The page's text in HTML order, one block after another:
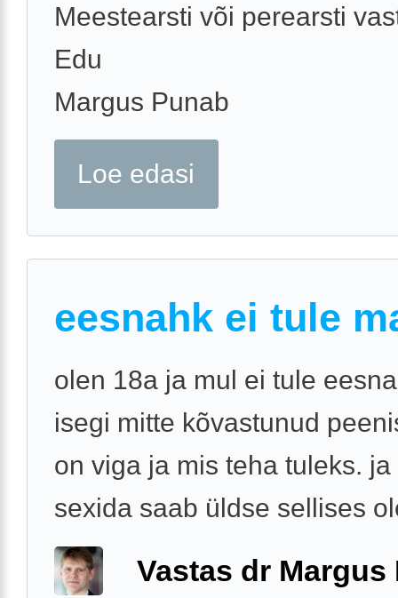
Meestearsti või perearsti
Edu
Margus Punab
Loe edasi
eesnahk ei tule
olen 18a ja mul ei tule
isegi mitte kõvastunud
on viga ja mis teha tuleks. ja
sexida saab üldse sellises
Vastas dr Margus